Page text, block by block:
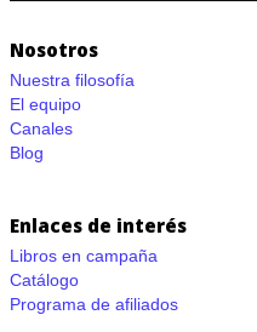
Nosotros
Nuestra filosofía
El equipo
Canales
Blog
Enlaces de interés
Libros en campaña
Catálogo
Programa de afiliados